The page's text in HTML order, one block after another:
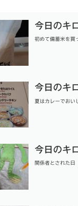
今日の
初めて備蓄米を買
今日の
夏はカレーでおい
今日の
関係者とされた日